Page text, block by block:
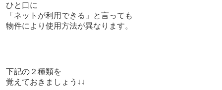
ひと口に
「ネットが利用できる」
と言っても
物件により使用方法が異なります。
下記の２種類を
覚えておきましょう↓↓